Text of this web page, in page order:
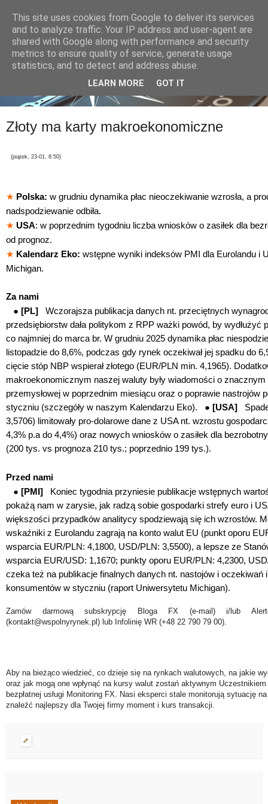
Złoty ma karty makroekonomiczne
(piątek, 23-01, 8:50)
★ Polska: w grudniu dynamika płac nieoczekiwanie wzrosła, a
nadspodziewanie odbiła.
★ USA: w poprzednim tygodniu liczba wniosków o zasiłek dla
od prognoz.
★ Kalendarz Eko: wstępne wyniki indeksów PMI dla Eurolandu i
Michigan.
Za nami
● [PL] Wczorajsza publikacja danych nt. przeciętnych
przedsiębiorstw dała politykom z RPP ważki powód, by wydłużyć
co najmniej do marca br. W grudniu 2025 dynamika płac
listopadzie do 8,6%, podczas gdy rynek oczekiwał jej spadku do
cięcie stóp NBP wspierał złotego (EUR/PLN min. 4,1965).
makroekonomicznym naszej waluty były wiadomości o
przemysłowej w poprzednim miesiącu oraz o poprawie nastrojów
styczniu (szczegóły w naszym Kalendarzu Eko). ● [USA]
3,5706) limitowały pro-dolarowe dane z USA nt. wzrostu
4,3% p.a do 4,4%) oraz nowych wniosków o zasiłek dla
(200 tys. vs prognoza 210 tys.; poprzednio 199 tys.).
Przed nami
● [PMI] Koniec tygodnia przyniesie publikacje wstępnych
pokażą nam w zarysie, jak radzą sobie gospodarki strefy euro i
większości przypadków analitycy spodziewają się ich wzrostów.
wskaźniki z Eurolandu zagrają na konto walut EU (punkt oporu
wsparcia EUR/PLN: 4,1800, USD/PLN: 3,5500), a lepsze ze
wsparcia EUR/USD: 1,1670; punkty oporu EUR/PLN: 4,2300,
czeka też na publikacje finalnych danych nt. nastojów i
konsumentów w styczniu (raport Uniwersytetu Michigan).
Zamów darmową subskrypcję Bloga FX (e-mail) i/lub
(kontakt@wspolnyrynek.pl) lub Infolinię WR (+48 22 790 79 00).
Aby na bieżąco wiedzieć, co dzieje się na rynkach walutowych, na jakie
oraz jak mogą one wpłynąć na kursy walut zostań aktywnym
bezpłatnej usługi Monitoring FX. Nasi eksperci stale monitorują sytuację
znaleźć najlepszy dla Twojej firmy moment i kurs transakcji.
This site uses cookies from Google to deliver its services
and to analyze traffic. Your IP address and user-agent are
shared with Google along with performance and security
metrics to ensure quality of service, generate usage
statistics, and to detect and address abuse.
LEARN MORE GOT IT